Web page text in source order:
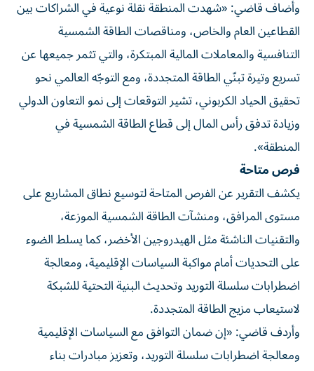
وأضاف قاضي: «شهدت المنطقة نقلة نوعية في الشراكات بين
القطاعين العام والخاص، ومناقصات الطاقة الشمسية
التنافسية والمعاملات المالية المبتكرة، والتي تثمر جميعها عن
تسريع وتيرة تبنّي الطاقة المتجددة، ومع التوجّه العالمي نحو
تحقيق الحياد الكربوني، تشير التوقعات إلى نمو التعاون الدولي
وزيادة تدفق رأس المال إلى قطاع الطاقة الشمسية في
المنطقة».
فرص متاحة
يكشف التقرير عن الفرص المتاحة لتوسيع نطاق المشاريع على
مستوى المرافق، ومنشآت الطاقة الشمسية الموزعة،
والتقنيات الناشئة مثل الهيدروجين الأخضر، كما يسلط الضوء
على التحديات أمام مواكبة السياسات الإقليمية، ومعالجة
اضطرابات سلسلة التوريد وتحديث البنية التحتية للشبكة
لاستيعاب مزيج الطاقة المتجددة.
وأردف قاضي: «إن ضمان التوافق مع السياسات الإقليمية
ومعالجة اضطرابات سلسلة التوريد، وتعزيز مبادرات بناء